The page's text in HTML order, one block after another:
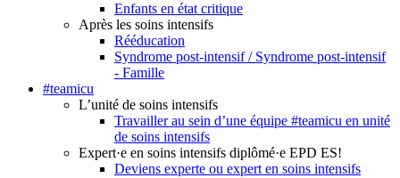
Enfants en état critique
Après les soins intensifs
Rééducation
Syndrome post-intensif / Syndrome post-intensif
- Famille
#teamicu
L’unité de soins intensifs
Travailler au sein d’une équipe #teamicu en unité
de soins intensifs
Expert·e en soins intensifs diplômé·e EPD ES!
Deviens experte ou expert en soins intensifs